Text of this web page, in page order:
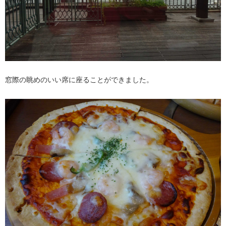
窓際の眺めのいい席に座ることができました。